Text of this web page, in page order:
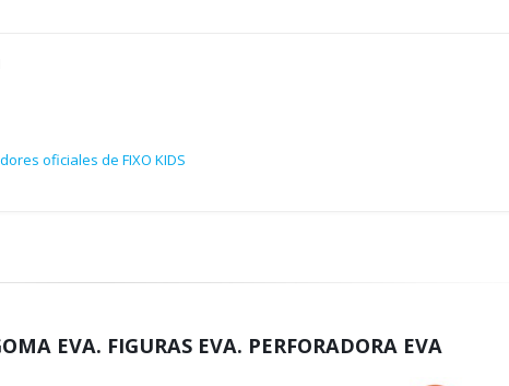
oficiales de FIXO KIDS
EVA. FIGURAS EVA. PERFORADORA EVA